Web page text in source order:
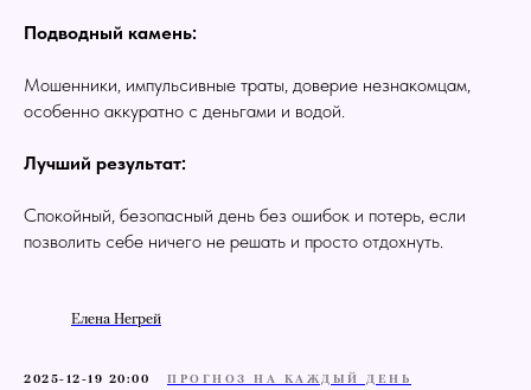
Подводный камень:
Мошенники, импульсивные траты, доверие незнакомцам,
особенно аккуратно с деньгами и водой.
Лучший результат:
Спокойный, безопасный день без ошибок и потерь, если
позволить себе ничего не решать и просто отдохнуть.
Елена Негрей
2025-12-19 20:00 ПРОГНОЗ НА КАЖДЫЙ ДЕНЬ